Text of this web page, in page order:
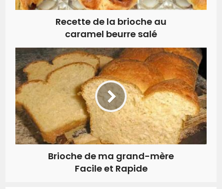
Recette de la brioche au
caramel beurre salé
Brioche de ma grand-mère
Facile et Rapide